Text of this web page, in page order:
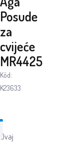
Posude
za
cvijeće
MR4425
Kôd:
K23633
Ovaj